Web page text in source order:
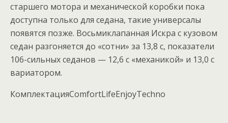
старшего мотора и механической коробки пока
доступна только для седана, такие универсалы
появятся позже. Восьмиклапанная Искра с кузовом
седан разгоняется до «сотни» за 13,8 с, показатели
106-сильных седанов — 12,6 с «механикой» и 13,0 с
вариатором.
КомплектацияComfortLifeEnjoyTechno